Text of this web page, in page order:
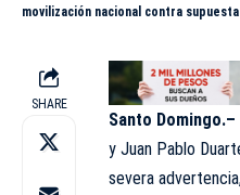
movilización nacional contra
SHARE
Santo Domingo.–
y Juan Pablo
severa